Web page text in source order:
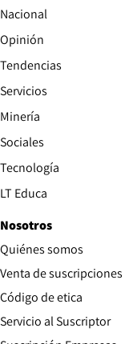
Nacional
Opinión
Tendencias
Servicios
Minería
Sociales
Tecnología
LT Educa
Nosotros
Quiénes somos
Venta de suscripciones
Código de etica
Servicio al Suscriptor